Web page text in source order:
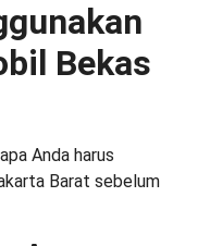
Bekas
Anda harus
Barat sebelum